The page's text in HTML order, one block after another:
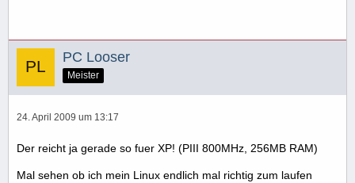
PC Looser
Meister
24. April 2009 um 13:17
Der reicht ja gerade so fuer XP! (PIII 800MHz, 256MB RAM)
Mal sehen ob ich mein Linux endlich mal richtig zum laufen